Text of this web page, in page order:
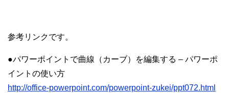
参考リンクです。
●パワーポイントで曲線（カーブ）を編集する – パワーポ
イントの使い方
http://office-powerpoint.com/powerpoint-zukei/ppt072.html